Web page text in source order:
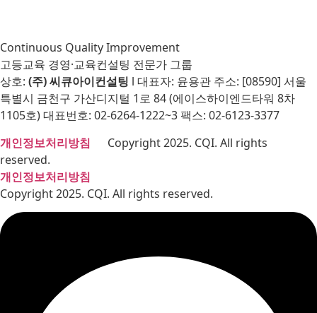
Continuous Quality Improvement
고등교육 경영·교육컨설팅 전문가 그룹
상호: (주) 씨큐아이컨설팅 l 대표자: 윤용관 주소: [08590] 서울
특별시 금천구 가산디지털 1로 84 (에이스하이엔드타워 8차
1105호) 대표번호: 02-6264-1222~3 팩스: 02-6123-3377
개인정보처리방침 Copyright 2025. CQI. All rights
reserved.
개인정보처리방침
Copyright 2025. CQI. All rights reserved.